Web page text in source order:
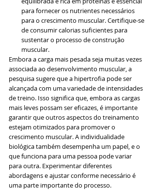
para fornecer os nutrientes necessários
para o crescimento muscular. Certifique-se
de consumir calorias suficientes para
sustentar o processo de construção
muscular.
Embora a carga mais pesada seja muitas vezes
associada ao desenvolvimento muscular, a
pesquisa sugere que a hipertrofia pode ser
alcançada com uma variedade de intensidades
de treino. Isso significa que, embora as cargas
mais leves possam ser eficazes, é importante
garantir que outros aspectos do treinamento
estejam otimizados para promover o
crescimento muscular. A individualidade
biológica também desempenha um papel, e o
que funciona para uma pessoa pode variar
para outra. Experimentar diferentes
abordagens e ajustar conforme necessário é
uma parte importante do processo.